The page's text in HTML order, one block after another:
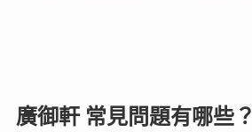
廣御軒 常見問題有哪些？